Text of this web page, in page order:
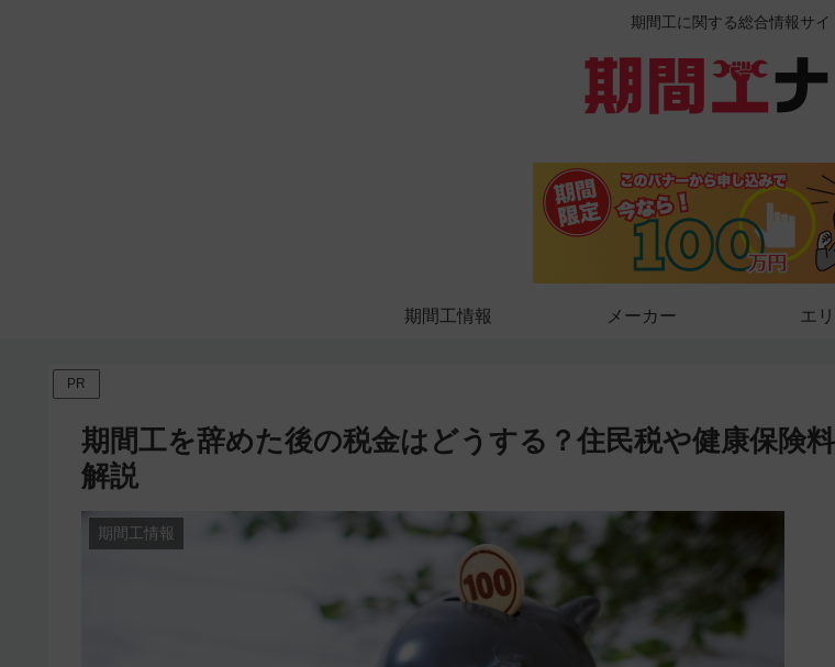
期間工に関する総合情報サイ
期間工情報 メーカー エ
PR
期間工を辞めた後の税金はどうする？住民税や健康保険
解説
期間工情報